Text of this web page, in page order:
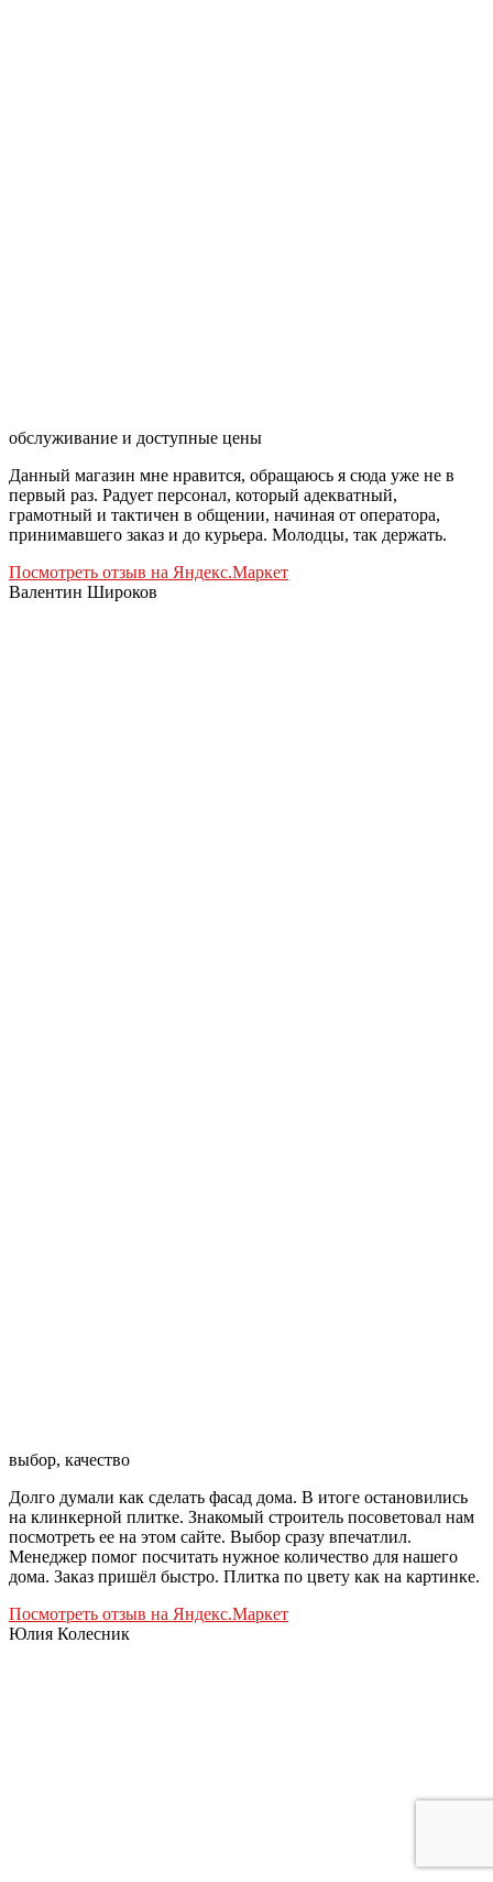
обслуживание и доступные цены
Данный магазин мне нравится, обращаюсь я сюда уже не в
первый раз. Радует персонал, который адекватный,
грамотный и тактичен в общении, начиная от оператора,
принимавшего заказ и до курьера. Молодцы, так держать.
Посмотреть отзыв на Яндекс.Маркет
Валентин Широков
выбор, качество
Долго думали как сделать фасад дома. В итоге остановились
на клинкерной плитке. Знакомый строитель посоветовал нам
посмотреть ее на этом сайте. Выбор сразу впечатлил.
Менеджер помог посчитать нужное количество для нашего
дома. Заказ пришёл быстро. Плитка по цвету как на картинке.
Посмотреть отзыв на Яндекс.Маркет
Юлия Колесник